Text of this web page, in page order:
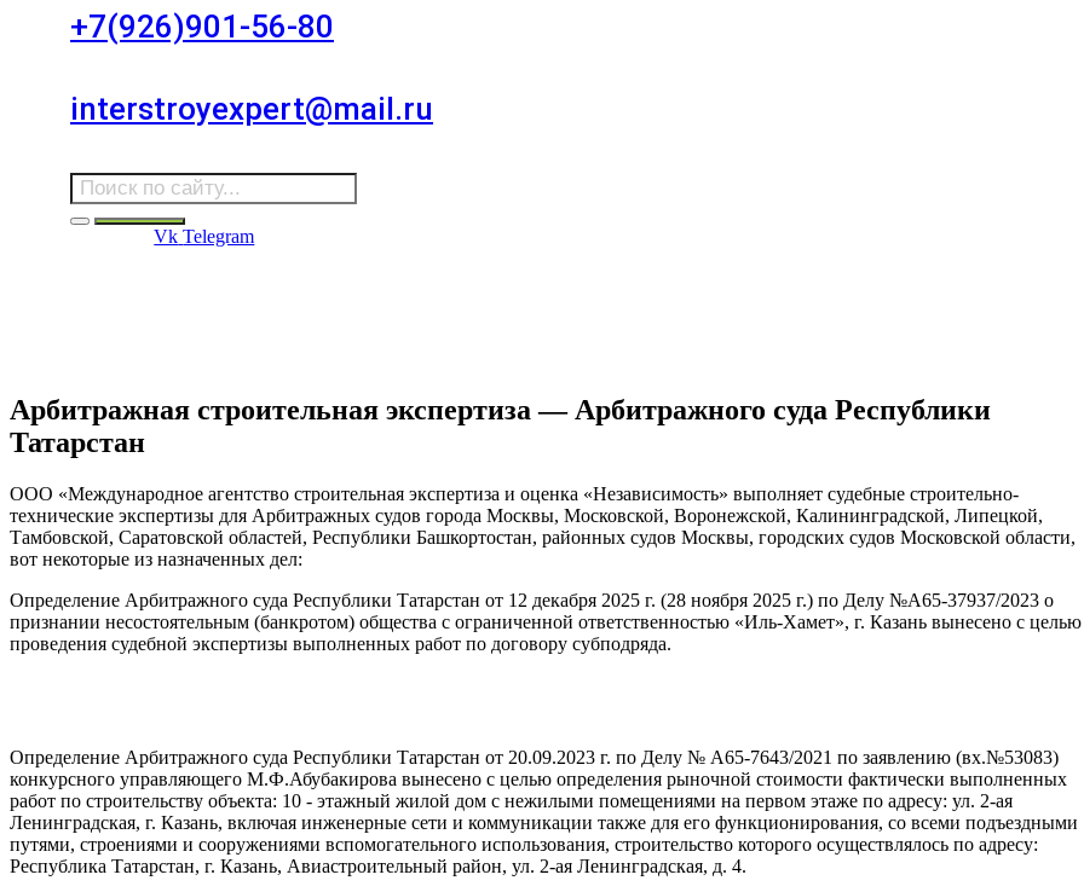
+7(926)901-56-80
interstroyexpert@mail.ru
Vk Telegram
Арбитражная строительная экспертиза — Арбитражного суда Республики
Татарстан
ООО «Международное агентство строительная экспертиза и оценка «Независимость» выполняет судебные строительно-
технические экспертизы для Арбитражных судов города Москвы, Московской, Воронежской, Калининградской, Липецкой,
Тамбовской, Саратовской областей, Республики Башкортостан, районных судов Москвы, городских судов Московской области,
вот некоторые из назначенных дел:
Определение Арбитражного суда Республики Татарстан от 12 декабря 2025 г. (28 ноября 2025 г.) по Делу №А65-37937/2023 о
признании несостоятельным (банкротом) общества с ограниченной ответственностью «Иль-Хамет», г. Казань вынесено с целью
проведения судебной экспертизы выполненных работ по договору субподряда.
Определение Арбитражного суда Республики Татарстан от 20.09.2023 г. по Делу № А65-7643/2021 по заявлению (вх.№53083)
конкурсного управляющего М.Ф.Абубакирова вынесено с целью определения рыночной стоимости фактически выполненных
работ по строительству объекта: 10 - этажный жилой дом с нежилыми помещениями на первом этаже по адресу: ул. 2-ая
Ленинградская, г. Казань, включая инженерные сети и коммуникации также для его функционирования, со всеми подъездными
путями, строениями и сооружениями вспомогательного использования, строительство которого осуществлялось по адресу:
Республика Татарстан, г. Казань, Авиастроительный район, ул. 2-ая Ленинградская, д. 4.